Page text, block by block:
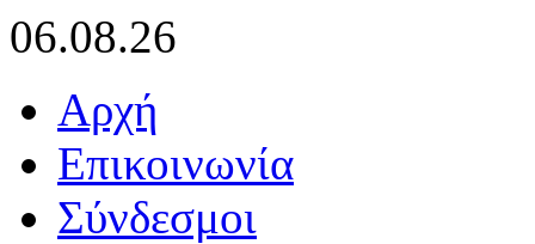
06.08.26
Αρχή
Επικοινωνία
Σύνδεσμοι